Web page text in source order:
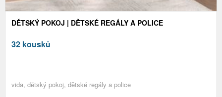
DĚTSKÝ POKOJ | DĚTSKÉ REGÁLY A POLICE
32 kousků
vida, dětský pokoj, dětské regály a police